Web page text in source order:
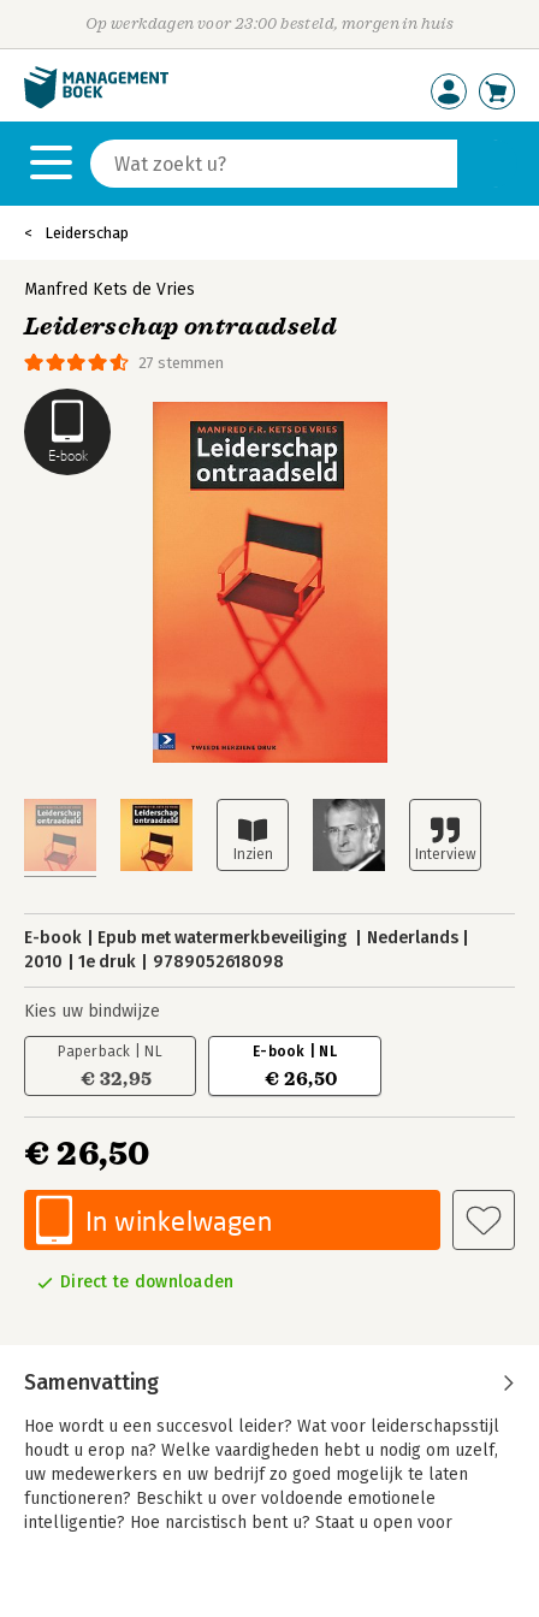
Op werkdagen voor 23:00 besteld, morgen in huis
Leiderschap
E-book
27 stemmen
Manfred Kets de Vries
Leiderschap ontraadseld
E-book Epub met watermerkbeveiliging
Nederlands
2010
1e druk 9789052618098
Kies uw bindwijze
Paperback | NL
€ 32,95
E-book | NL
€ 26,50
€ 26,50
In winkelwagen
Direct te downloaden
Samenvatting
Hoe wordt u een succesvol leider? Wat voor leiderschapsstijl
houdt u erop na? Welke vaardigheden hebt u nodig om uzelf,
uw medewerkers en uw bedrijf zo goed mogelijk te laten
functioneren? Beschikt u over voldoende emotionele
intelligentie? Hoe narcistisch bent u? Staat u open voor